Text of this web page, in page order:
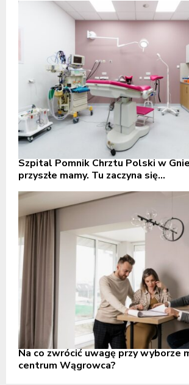
Szpital Pomnik Chrztu Polski w
przyszłe mamy. Tu zaczyna się...
Na co zwrócić uwagę przy wyborze
centrum Wągrowca?